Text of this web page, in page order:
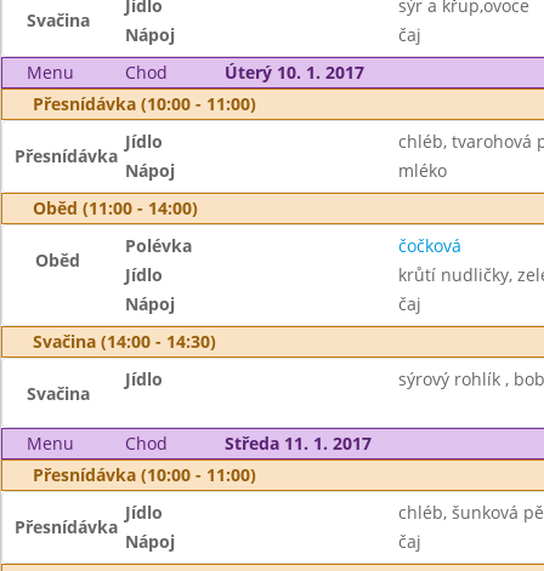
Svačina
Jídlo
sýr a křup,ovoce
Nápoj
čaj
Menu
Chod
Úterý 10. 1. 2017
Přesnídávka (10:00 - 11:00)
Přesnídávka
Jídlo
chléb, tvarohová
Nápoj
mléko
Oběd (11:00 - 14:00)
Oběd
Polévka
čočková
Jídlo
krůtí nudličky,
Nápoj
čaj
Svačina (14:00 - 14:30)
Svačina
Jídlo sýrový rohlík ,
Menu Chod
Středa 11. 1. 2017
Přesnídávka (10:00 - 11:00)
Přesnídávka
Jídlo
chléb, šunková
Nápoj
čaj